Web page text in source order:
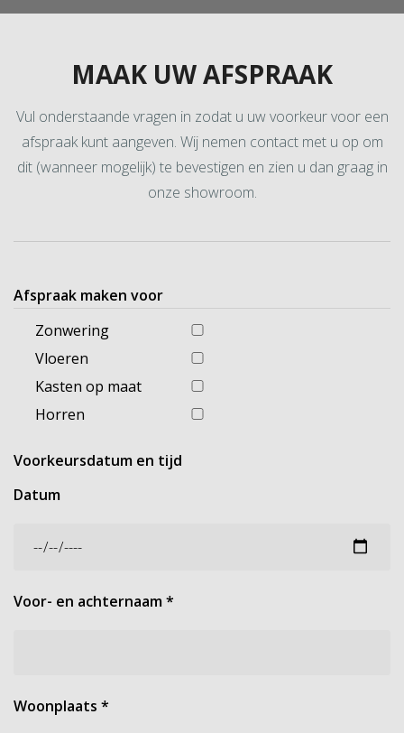
MAAK UW AFSPRAAK
Vul onderstaande vragen in zodat u uw voorkeur voor een
afspraak kunt aangeven. Wij nemen contact met u op om
dit (wanneer mogelijk) te bevestigen en zien u dan graag in
onze showroom.
Afspraak maken voor
Zonwering
Vloeren
Kasten op maat
Horren
Voorkeursdatum en tijd
Datum
Voor- en achternaam*
Woonplaats *